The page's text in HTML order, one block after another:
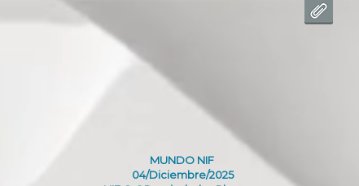
MUNDO NIF
04/Diciembre/2025